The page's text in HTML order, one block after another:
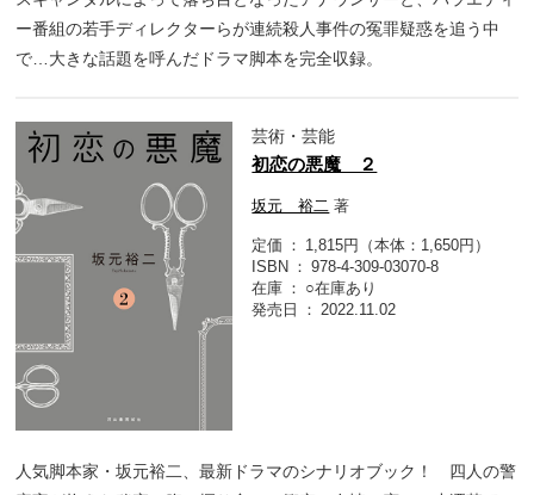
ー番組の若手ディレクターらが連続殺人事件の冤罪疑惑を追う中
で…大きな話題を呼んだドラマ脚本を完全収録。
芸術・芸能
初恋の悪魔 ２
坂元 裕二 著
定価
1,815円（本体：1,650円）
ISBN
978-4-309-03070-8
在庫
○在庫あり
発売日
2022.11.02
人気脚本家・坂元裕二、最新ドラマのシナリオブック！ 四人の警